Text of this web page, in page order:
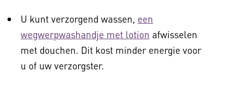
U kunt verzorgend wassen, een
wegwerpwashandje met lotion afwisselen
met douchen. Dit kost minder energie voor
u of uw verzorgster.